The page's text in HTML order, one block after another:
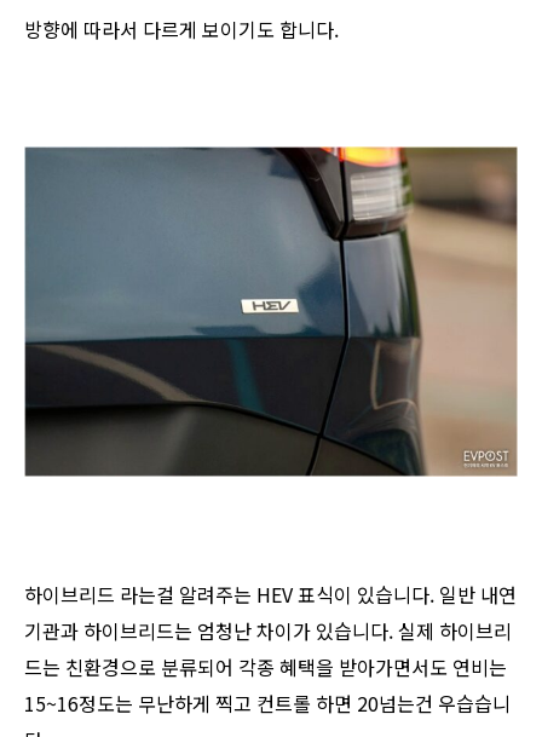
방향에 따라서 다르게 보이기도 합니다.
하이브리드 라는걸 알려주는 HEV 표식이 있습니다. 일반 내연
기관과 하이브리드는 엄청난 차이가 있습니다. 실제 하이브리
드는 친환경으로 분류되어 각종 혜택을 받아가면서도 연비는
15~16정도는 무난하게 찍고 컨트롤 하면 20넘는건 우습습니